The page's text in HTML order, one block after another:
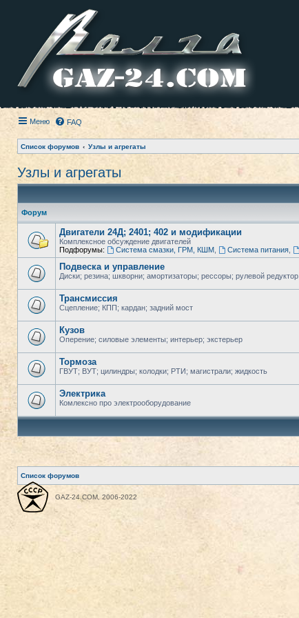
Меню FAQ
Список форумов Узлы и агрегаты
Узлы и агрегаты
Форум
Двигатели 24Д; 2401; 402 и модификации
Комплексное обсуждение двигателей
Подфорумы:
Система смазки, ГРМ, КШМ, Система питания,
Подвеска и управление
Диски; резина; шкворни; амортизаторы; рессоры; рулевой редуктор
Трансмиссия
Сцепление; КПП; кардан; задний мост
Кузов
Оперение; силовые элементы; интерьер; экстерьер
Тормоза
ГВУТ; ВУТ; цилиндры; колодки; РТИ; магистрали; жидкость
Электрика
Комлексно про электрооборудование
Список форумов
GAZ-24.COM, 2006-2022